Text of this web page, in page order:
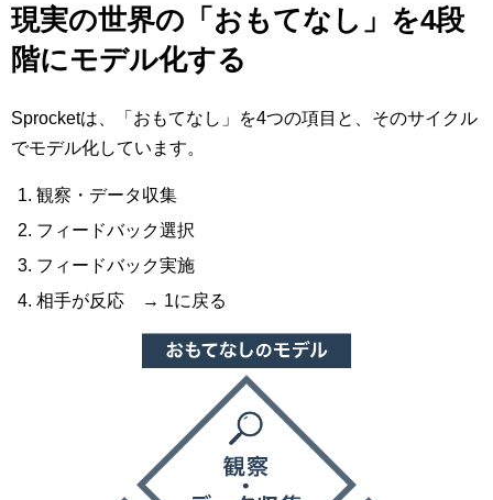
採用情報
創業の想い
沿革
ビジョン・ミッション・バリュー
現実の世界の「おもてなし」を4段
階にモデル化する
Sprocketは、「おもてなし」を4つの項目と、そのサイクル
でモデル化しています。
観察・データ収集
フィードバック選択
フィードバック実施
相手が反応 → 1に戻る